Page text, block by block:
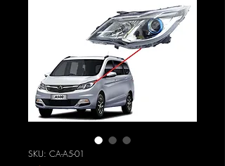
SKU: CA-A5-01